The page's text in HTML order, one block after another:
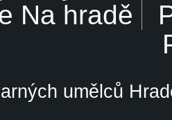
Na hradě
umělců